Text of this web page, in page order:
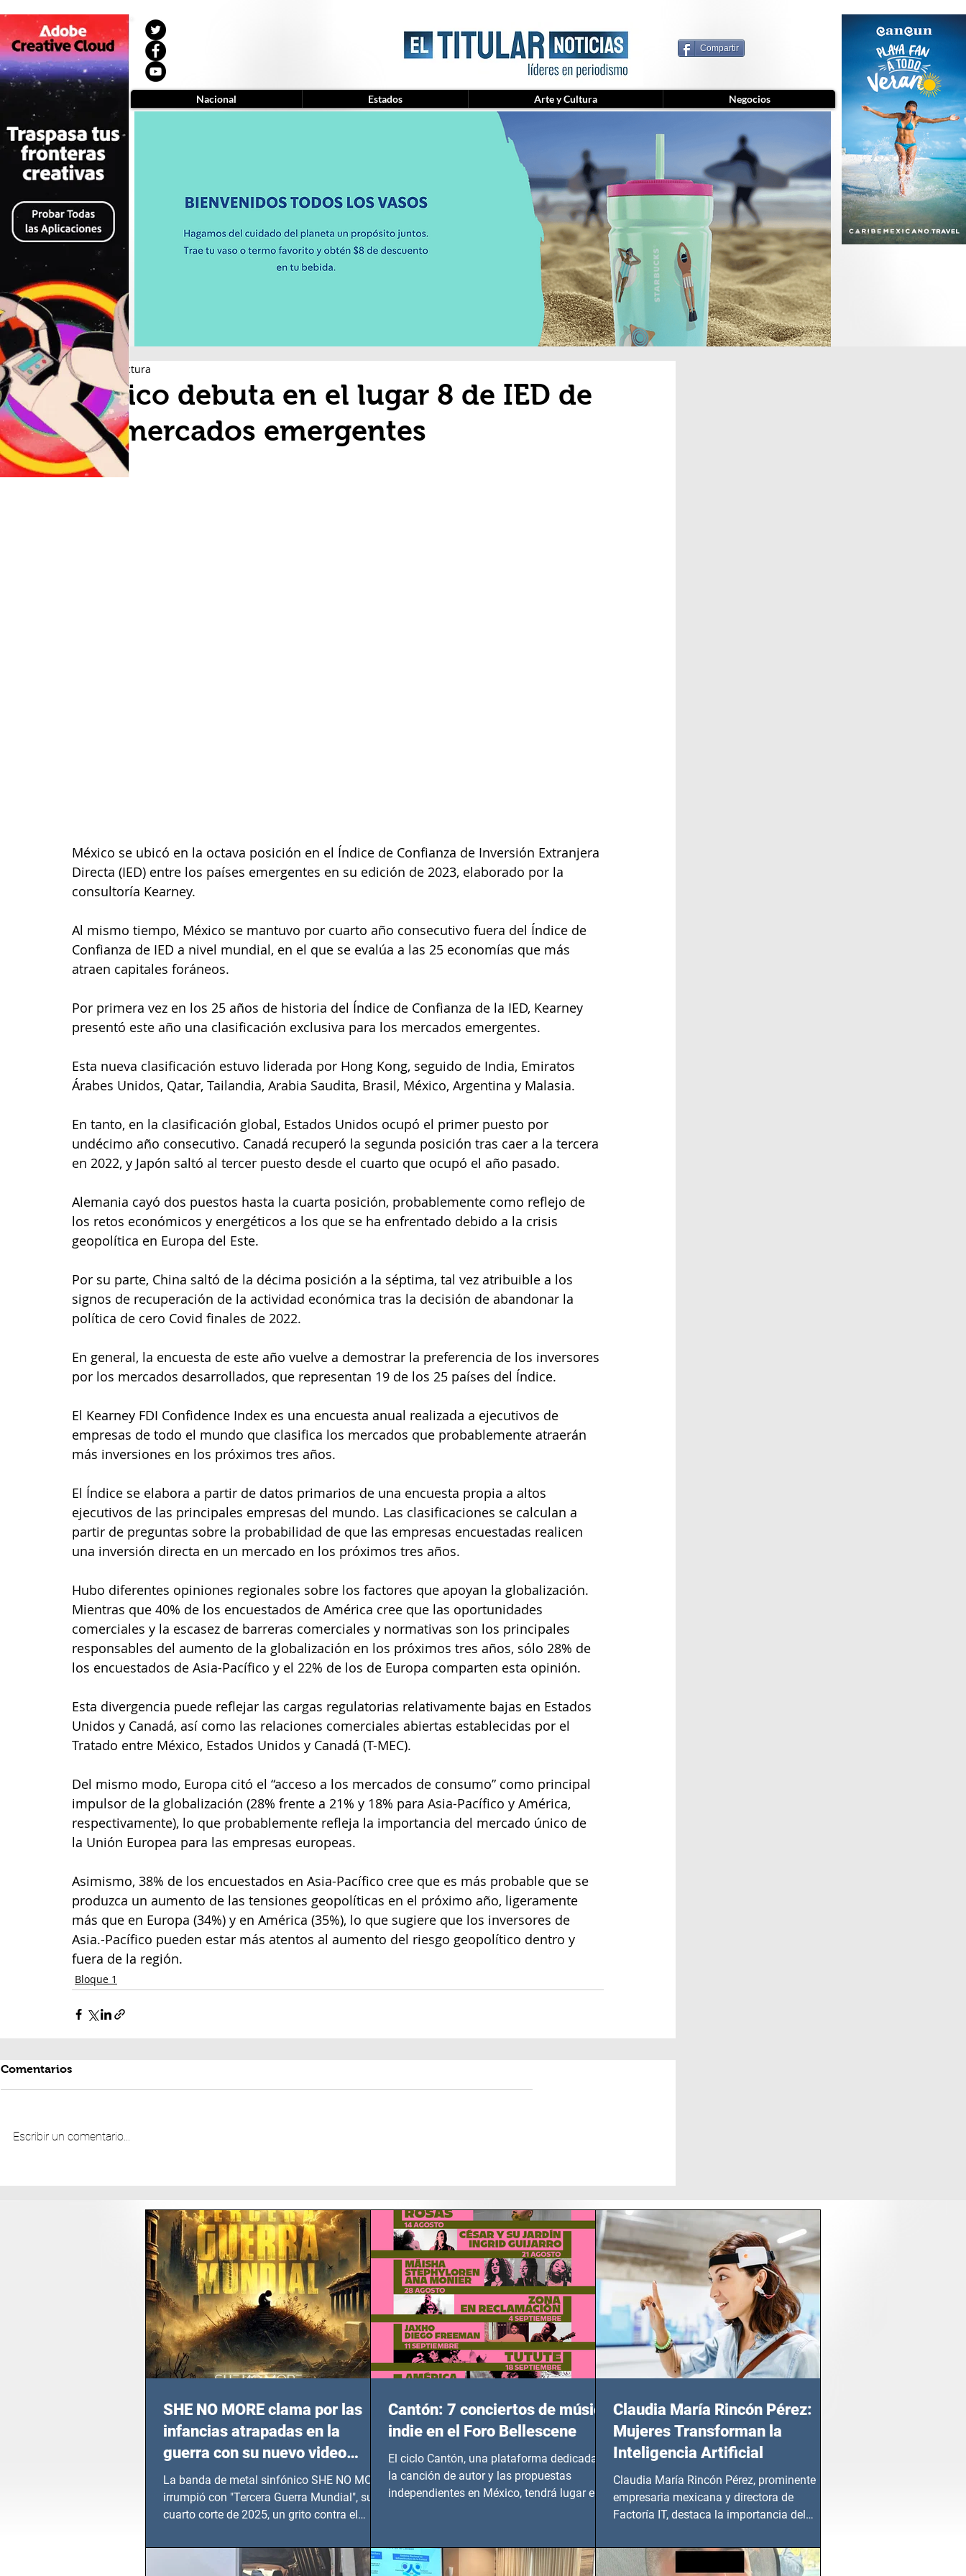
Compartir
México debuta en el lugar 8 de IED de
los mercados emergentes
2 min de lectura
México se ubicó en la octava posición en el Índice de Confianza de Inversión Extranjera
Directa (IED) entre los países emergentes en su edición de 2023, elaborado por la
consultoría Kearney.
Al mismo tiempo, México se mantuvo por cuarto año consecutivo fuera del Índice de
Confianza de IED a nivel mundial, en el que se evalúa a las 25 economías que más
atraen capitales foráneos.
Por primera vez en los 25 años de historia del Índice de Confianza de la IED, Kearney
presentó este año una clasificación exclusiva para los mercados emergentes.
Esta nueva clasificación estuvo liderada por Hong Kong, seguido de India, Emiratos
Árabes Unidos, Qatar, Tailandia, Arabia Saudita, Brasil, México, Argentina y Malasia.
En tanto, en la clasificación global, Estados Unidos ocupó el primer puesto por
undécimo año consecutivo. Canadá recuperó la segunda posición tras caer a la tercera
en 2022, y Japón saltó al tercer puesto desde el cuarto que ocupó el año pasado.
Alemania cayó dos puestos hasta la cuarta posición, probablemente como reflejo de
los retos económicos y energéticos a los que se ha enfrentado debido a la crisis
geopolítica en Europa del Este.
Por su parte, China saltó de la décima posición a la séptima, tal vez atribuible a los
signos de recuperación de la actividad económica tras la decisión de abandonar la
política de cero Covid finales de 2022.
En general, la encuesta de este año vuelve a demostrar la preferencia de los inversores
por los mercados desarrollados, que representan 19 de los 25 países del Índice.
El Kearney FDI Confidence Index es una encuesta anual realizada a ejecutivos de
empresas de todo el mundo que clasifica los mercados que probablemente atraerán
más inversiones en los próximos tres años.
El Índice se elabora a partir de datos primarios de una encuesta propia a altos
ejecutivos de las principales empresas del mundo. Las clasificaciones se calculan a
partir de preguntas sobre la probabilidad de que las empresas encuestadas realicen
una inversión directa en un mercado en los próximos tres años.
Hubo diferentes opiniones regionales sobre los factores que apoyan la globalización.
Mientras que 40% de los encuestados de América cree que las oportunidades
comerciales y la escasez de barreras comerciales y normativas son los principales
responsables del aumento de la globalización en los próximos tres años, sólo 28% de
los encuestados de Asia-Pacífico y el 22% de los de Europa comparten esta opinión.
Esta divergencia puede reflejar las cargas regulatorias relativamente bajas en Estados
Unidos y Canadá, así como las relaciones comerciales abiertas establecidas por el
Tratado entre México, Estados Unidos y Canadá (T-MEC).
Del mismo modo, Europa citó el “acceso a los mercados de consumo” como principal
impulsor de la globalización (28% frente a 21% y 18% para Asia-Pacífico y América,
respectivamente), lo que probablemente refleja la importancia del mercado único de
la Unión Europea para las empresas europeas.
Asimismo, 38% de los encuestados en Asia-Pacífico cree que es más probable que se
produzca un aumento de las tensiones geopolíticas en el próximo año, ligeramente
más que en Europa (34%) y en América (35%), lo que sugiere que los inversores de
Asia.-Pacífico pueden estar más atentos al aumento del riesgo geopolítico dentro y
fuera de la región.
Bloque 1
Comentarios
Escribir un comentario...
SHE NO MORE clama por las
infancias atrapadas en la
guerra con su nuevo video
TERCERA GUERRA MUNDIAL
La banda de metal sinfónico SHE NO MORE
irrumpió con "Tercera Guerra Mundial", su
cuarto corte de 2025, un grito contra el
en epicentros bélicos.
Cantón: 7 conciertos de música
indie en el Foro Bellescene
El ciclo Cantón, una plataforma dedicada a
la canción de autor y las propuestas
independientes en México, tendrá lugar en el
del 14 de agosto al 25 de septiembre, a las
20:00 horas.
Claudia María Rincón Pérez:
Mujeres Transforman la
Inteligencia Artificial
Claudia María Rincón Pérez, prominente
empresaria mexicana y directora de
Factoría IT, destaca la importancia del
Nacional Estados Arte y Cultura Negocios